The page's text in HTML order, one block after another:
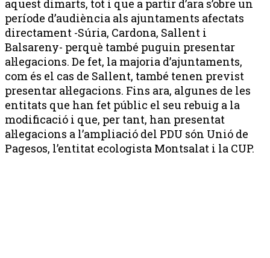
aquest dimarts, tot i que a partir d’ara s’obre un
període d’audiència als ajuntaments afectats
directament -Súria, Cardona, Sallent i
Balsareny- perquè també puguin presentar
al·legacions. De fet, la majoria d’ajuntaments,
com és el cas de Sallent, també tenen previst
presentar al·legacions. Fins ara, algunes de les
entitats que han fet públic el seu rebuig a la
modificació i que, per tant, han presentat
al·legacions a l’ampliació del PDU són Unió de
Pagesos, l’entitat ecologista Montsalat i la CUP.